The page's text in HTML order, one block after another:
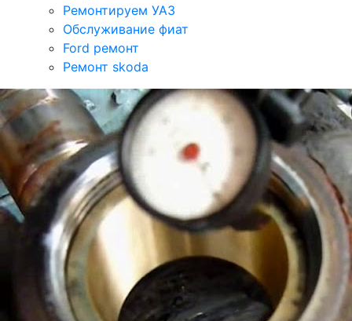
Ремонтируем УАЗ
Обслуживание фиат
Ford ремонт
Ремонт skoda